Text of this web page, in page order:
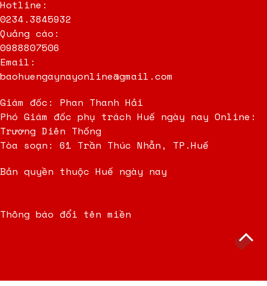
Hotline:
0234.3845932
Quảng cáo:
0988807506
Email:
baohuengaynayonline@gmail.com
Giám đốc: Phan Thanh Hải
Phó Giám đốc phụ trách Huế ngày nay Online:
Trương Diên Thống
Tòa soạn: 61 Trần Thúc Nhẫn, TP.Huế
Bản quyền thuộc Huế ngày nay
Thông báo đổi tên miền